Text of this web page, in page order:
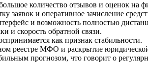
количество отзывов и оценок на
заявок и оперативное зачисление
и возможность полностью
и скорость обратной связи.
как признак стабильности.
реестре МФО и раскрытие
прогнозом, что говорит о